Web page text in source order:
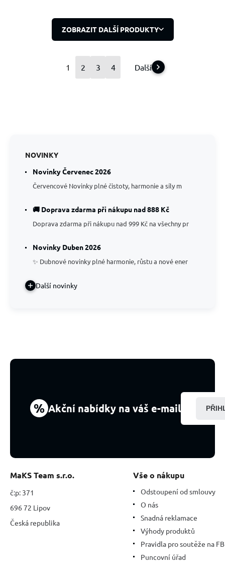
ZOBRAZIT DALŠÍ PRODUKTY
1 2 3 4 Další
NOVINKY
Novinky Červenec 2026
Červencové Novinky plné čistoty, harmonie a síly m
🚚 Doprava zdarma při nákupu nad 888 Kč
Doprava zdarma při nákupu nad 999 Kč na všechny pr
Novinky Duben 2026
✨ Dubnové novinky plné harmonie, růstu a nové ener
Další novinky
% Akční nabídky na váš e-mail
MaKS Team s.r.o.
č:p: 371
696 72 Lipov
Česká republika
Vše o nákupu
Odstoupení od smlouvy
O nás
Snadná reklamace
Výhody produktů
Pravidla pro soutěže na FB
Puncovní úřad